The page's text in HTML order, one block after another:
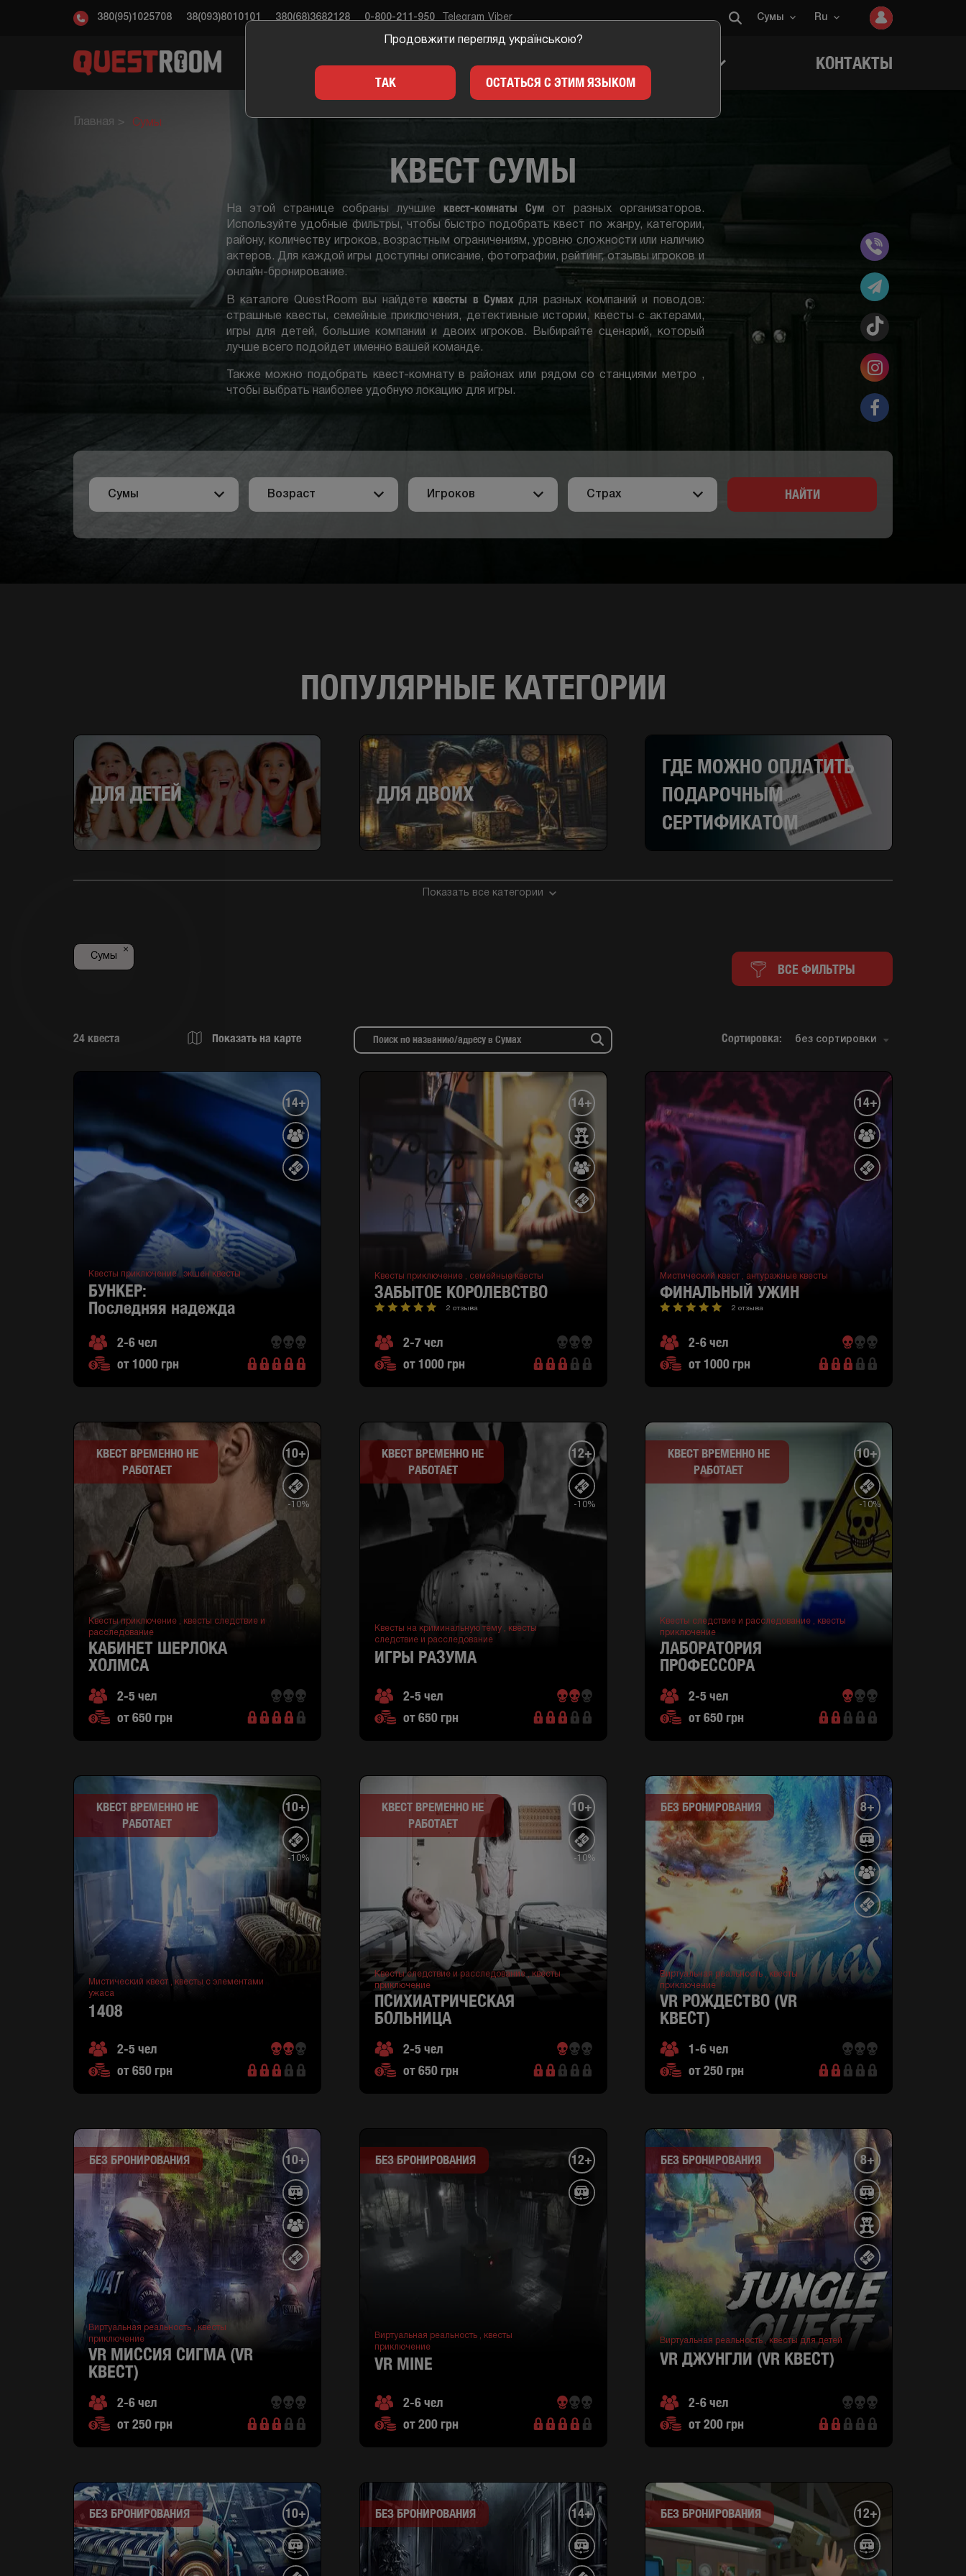
380(95)1025708 38(093)8010101 380(68)3682128 0-800-211-950 Telegram Viber Сумы Ru
КВЕСТЫ ПОДАРКИ ДЛЯ ИГРОКОВ КОНТАКТЫ
Главная Сумы
КВЕСТ СУМЫ
На этой странице собраны лучшие квест-комнаты Сум от разных организаторов.
Используйте удобные фильтры, чтобы быстро подобрать квест по жанру, категории,
району, количеству игроков, возрастным ограничениям, уровню сложности или наличию
актеров. Для каждой игры доступны описание, фотографии, рейтинг, отзывы игроков и
онлайн-бронирование.
В каталоге QuestRoom вы найдете квесты в Сумахдля разных компаний и поводов:
страшные квесты, семейные приключения, детективные истории, квесты с актерами,
игры для детей, большие компании и двоих игроков. Выбирайте сценарий, который
лучше всего подойдет именно вашей команде.
Также можно подобрать квест-комнату в районах или рядом со станциями метро ,
чтобы выбрать наиболее удобную локацию для игры.
НАЙТИ
ПОПУЛЯРНЫЕ КАТЕГОРИИ
ДЛЯ ДЕТЕЙ ДЛЯ ДВОИХ
ГДЕ МОЖНО ОПЛАТИТЬ
ПОДАРОЧНЫМ
СЕРТИФИКАТОМ
Показать все категории
Сумы
×
ВСЕ ФИЛЬТРЫ
24 квеста Показать на карте Сортировка:
14+
Квесты приключение , экшен квесты
БУНКЕР:
последняя надежда
2-6 чел
от 1000 грн
14+
Квесты приключение , семейные квесты
ЗАБЫТОЕ КОРОЛЕВСТВО
2 отзыва
2-7 чел
от 1000 грн
14+
Мистический квест , антуражные квесты
ФИНАЛЬНЫЙ УЖИН
2 отзыва
2-6 чел
от 1000 грн
КВЕСТ ВРЕМЕННО НЕ
РАБОТАЕТ
10+
-10%
Квесты приключение , квесты следствие и
расследование
КАБИНЕТ ШЕРЛОКА
ХОЛМСА
2-5 чел
от 650 грн
КВЕСТ ВРЕМЕННО НЕ
РАБОТАЕТ
12+
-10%
Квесты на криминальную тему , квесты
следствие и расследование
ИГРЫ РАЗУМА
2-5 чел
от 650 грн
КВЕСТ ВРЕМЕННО НЕ
РАБОТАЕТ
10+
-10%
Квесты следствие и расследование , квесты
приключение
ЛАБОРАТОРИЯ
ПРОФЕССОРА
2-5 чел
от 650 грн
КВЕСТ ВРЕМЕННО НЕ
РАБОТАЕТ
10+
-10%
Мистический квест , квесты с элементами
ужаса
1408
2-5 чел
от 650 грн
КВЕСТ ВРЕМЕННО НЕ
РАБОТАЕТ
10+
-10%
Квесты следствие и расследование ,квесты
приключение
ПСИХИАТРИЧЕСКАЯ
БОЛЬНИЦА
2-5 чел
от 650 грн
БЕЗ БРОНИРОВАНИЯ 8+
Виртуальная реальность ,квесты
приключение
VR РОЖДЕСТВО (VR
КВЕСТ)
1-6 чел
от 250 грн
БЕЗ БРОНИРОВАНИЯ 10+
Виртуальная реальность , квесты
приключение
VR МИССИЯ СИГМА (VR
КВЕСТ)
2-6 чел
от 250 грн
БЕЗ БРОНИРОВАНИЯ 12+
Виртуальная реальность ,
квесты
приключение
VR MINE
2-6 чел
от 200 грн
БЕЗ БРОНИРОВАНИЯ 8+
Виртуальная реальность ,квесты для детей
VR ДЖУНГЛИ (VR КВЕСТ)
2-6 чел
от 200 грн
БЕЗ БРОНИРОВАНИЯ 10+ БЕЗ БРОНИРОВАНИЯ 14+ БЕЗ БРОНИРОВАНИЯ 12+
Продовжити перегляд українською?
ТАК ОСТАТЬСЯ С ЭТИМ ЯЗЫКОМ